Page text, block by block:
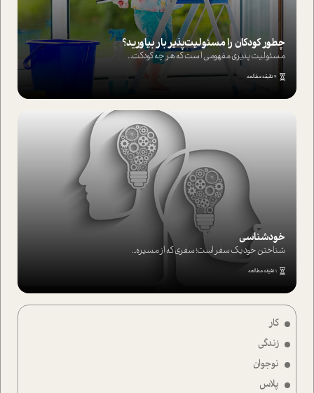
کار
زندگی
نوجوان
پلاس
چطور کودکان را مسئولیت‌پذیر بار بیاورید؟
مسئولیت پذیری مفهومی ا ست که هر چه کودکت...
4 دقیقه مطالعه
خودشناسی
شناختن خود یک سفر است؛ سفری که از مسیره...
1 دقیقه مطالعه